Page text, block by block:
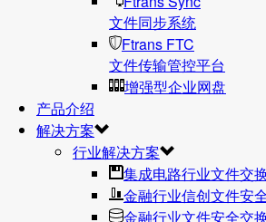
文件同步系统
Ftrans FTC
文件传输管控平台
增强型企业网盘
产品介绍
解决方案
行业解决方案
集成电路行业文件交
金融行业信创文件安
金融行业文件安全交